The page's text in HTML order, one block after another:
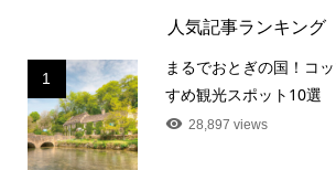
人気記事ランキング
1
まるでおとぎの国！コ
すめ観光スポット10選
28,897 views